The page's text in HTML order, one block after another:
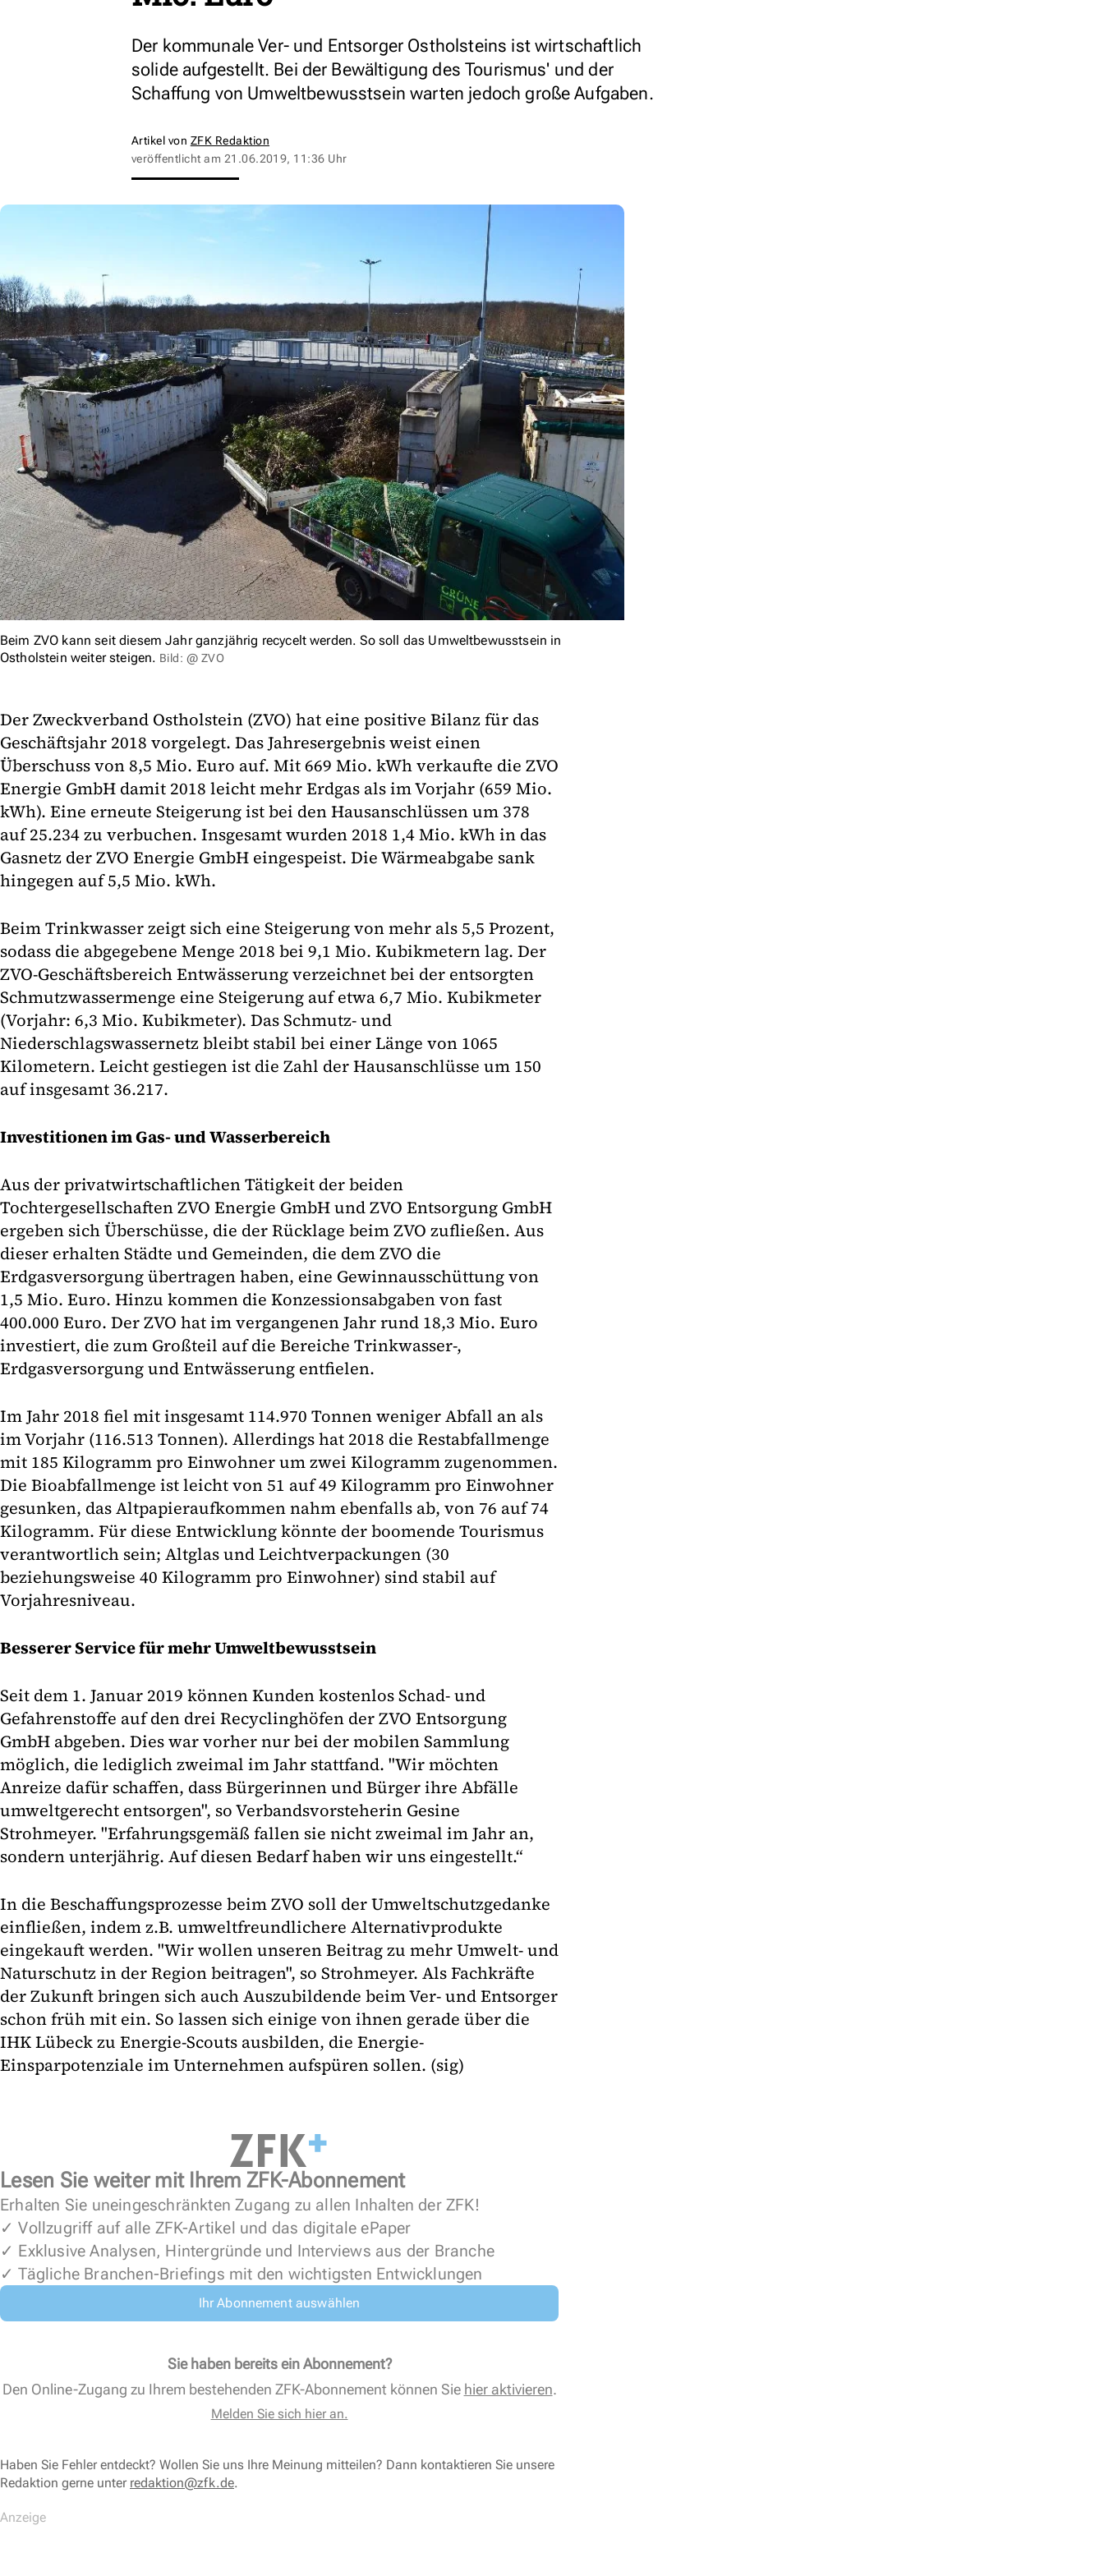
Der kommunale Ver- und Entsorger Ostholsteins ist wirtschaftlich
solide aufgestellt. Bei der Bewältigung des Tourismus' und der
Schaffung von Umweltbewusstsein warten jedoch große Aufgaben.
Artikel von ZFK Redaktion
veröffentlicht am 21.06.2019, 11:36 Uhr
Beim ZVO kann seit diesem Jahr ganzjährig recycelt werden. So soll das Umweltbewusstsein in
Ostholstein weiter steigen. Bild: @ ZVO
Der Zweckverband Ostholstein (ZVO) hat eine positive Bilanz für das
Geschäftsjahr 2018 vorgelegt. Das Jahresergebnis weist einen
Überschuss von 8,5 Mio. Euro auf. Mit 669 Mio. kWh verkaufte die ZVO
Energie GmbH damit 2018 leicht mehr Erdgas als im Vorjahr (659 Mio.
kWh). Eine erneute Steigerung ist bei den Hausanschlüssen um 378
auf 25.234 zu verbuchen. Insgesamt wurden 2018 1,4 Mio. kWh in das
Gasnetz der ZVO Energie GmbH eingespeist. Die Wärmeabgabe sank
hingegen auf 5,5 Mio. kWh.
Beim Trinkwasser zeigt sich eine Steigerung von mehr als 5,5 Prozent,
sodass die abgegebene Menge 2018 bei 9,1 Mio. Kubikmetern lag. Der
ZVO-Geschäftsbereich Entwässerung verzeichnet bei der entsorgten
Schmutzwassermenge eine Steigerung auf etwa 6,7 Mio. Kubikmeter
(Vorjahr: 6,3 Mio. Kubikmeter). Das Schmutz- und
Niederschlagswassernetz bleibt stabil bei einer Länge von 1065
Kilometern. Leicht gestiegen ist die Zahl der Hausanschlüsse um 150
auf insgesamt 36.217.
Investitionen im Gas- und Wasserbereich
Aus der privatwirtschaftlichen Tätigkeit der beiden
Tochtergesellschaften ZVO Energie GmbH und ZVO Entsorgung GmbH
ergeben sich Überschüsse, die der Rücklage beim ZVO zufließen. Aus
dieser erhalten Städte und Gemeinden, die dem ZVO die
Erdgasversorgung übertragen haben, eine Gewinnausschüttung von
1,5 Mio. Euro. Hinzu kommen die Konzessionsabgaben von fast
400.000 Euro. Der ZVO hat im vergangenen Jahr rund 18,3 Mio. Euro
investiert, die zum Großteil auf die Bereiche Trinkwasser-,
Erdgasversorgung und Entwässerung entfielen.
Im Jahr 2018 fiel mit insgesamt 114.970 Tonnen weniger Abfall an als
im Vorjahr (116.513 Tonnen). Allerdings hat 2018 die Restabfallmenge
mit 185 Kilogramm pro Einwohner um zwei Kilogramm zugenommen.
Die Bioabfallmenge ist leicht von 51 auf 49 Kilogramm pro Einwohner
gesunken, das Altpapieraufkommen nahm ebenfalls ab, von 76 auf 74
Kilogramm. Für diese Entwicklung könnte der boomende Tourismus
verantwortlich sein; Altglas und Leichtverpackungen (30
beziehungsweise 40 Kilogramm pro Einwohner) sind stabil auf
Vorjahresniveau.
Besserer Service für mehr Umweltbewusstsein
Seit dem 1. Januar 2019 können Kunden kostenlos Schad- und
Gefahrenstoffe auf den drei Recyclinghöfen der ZVO Entsorgung
GmbH abgeben. Dies war vorher nur bei der mobilen Sammlung
möglich, die lediglich zweimal im Jahr stattfand. "Wir möchten
Anreize dafür schaffen, dass Bürgerinnen und Bürger ihre Abfälle
umweltgerecht entsorgen", so Verbandsvorsteherin Gesine
Strohmeyer. "Erfahrungsgemäß fallen sie nicht zweimal im Jahr an,
sondern unterjährig. Auf diesen Bedarf haben wir uns eingestellt.“
In die Beschaffungsprozesse beim ZVO soll der Umweltschutzgedanke
einfließen, indem z.B. umweltfreundlichere Alternativprodukte
eingekauft werden. "Wir wollen unseren Beitrag zu mehr Umwelt- und
Naturschutz in der Region beitragen", so Strohmeyer. Als Fachkräfte
der Zukunft bringen sich auch Auszubildende beim Ver- und Entsorger
schon früh mit ein. So lassen sich einige von ihnen gerade über die
IHK Lübeck zu Energie-Scouts ausbilden, die Energie-
Einsparpotenziale im Unternehmen aufspüren sollen. (sig)
Lesen Sie weiter mit Ihrem ZFK-Abonnement
Erhalten Sie uneingeschränkten Zugang zu allen Inhalten der ZFK!
✓ Vollzugriff auf alle ZFK-Artikel und das digitale ePaper
✓ Exklusive Analysen, Hintergründe und Interviews aus der Branche
✓ Tägliche Branchen-Briefings mit den wichtigsten Entwicklungen
Ihr Abonnement auswählen
Sie haben bereits ein Abonnement?
Den Online-Zugang zu Ihrem bestehenden ZFK-Abonnement können Sie hier aktivieren.
Melden Sie sich hier an.
Haben Sie Fehler entdeckt? Wollen Sie uns Ihre Meinung mitteilen? Dann kontaktieren Sie unsere
Redaktion gerne unter redaktion@zfk.de.